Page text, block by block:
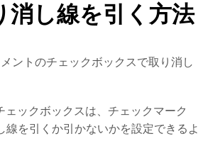
消し線を引く方法
ントのチェックボックスで取り消し
ックボックスは、チェックマーク
を引くか引かないかを設定できるよ